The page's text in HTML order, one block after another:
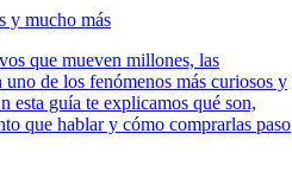
y mucho más
que mueven millones, las
de los fenómenos más curiosos y
esta guía te explicamos qué son,
que hablar y cómo comprarlas paso